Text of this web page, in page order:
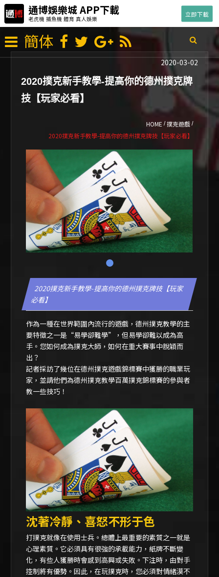
通博娛樂城 APP下載
老虎機 捕魚機 體育 真人娛樂
立即下載
簡体
2020-03-02
2020撲克新手教學-提高你的德州撲克牌
技【玩家必看】
HOME / 撲克遊戲/
2020撲克新手教學-提高你的德州撲克牌技【玩家必看】
1
2020撲克新手教學-提高你的德州撲克牌技【玩家
必看】
作為一種在世界範圍內流行的遊戲，德州撲克教學的主
要特徵之一是“易學卻難學”，但易學卻難以成為高
手。您如何成為撲克大師，如何在重大賽事中脫穎而
出？
記者採訪了幾位在德州撲克遊戲錦標賽中獲勝的職業玩
家，並請他們為德州撲克教學百萬撲克錦標賽的參與者
教一些技巧！
沈著冷靜、喜怒不形于色
打撲克就像在使用士兵。總體上最重要的素質之一就是
心理素質。它必須具有很強的承載能力，紙牌不斷變
化，有些人獲勝時會感到高興或失敗。下注時，由對手
控制將有優勢。因此，在玩撲克時，您必須對情緒漠不